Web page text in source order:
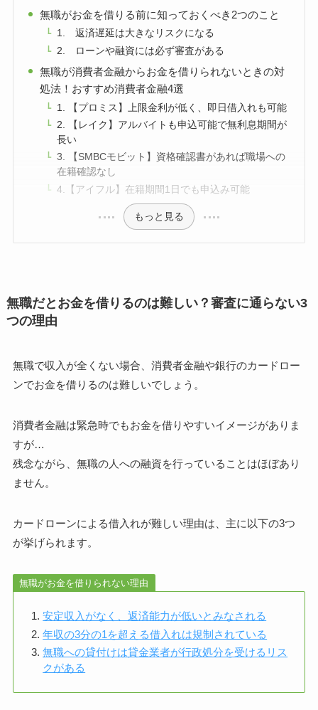
無職がお金を借りる前に知っておくべき2つのこと
1. 返済遅延は大きなリスクになる
2. ローンや融資には必ず審査がある
無職が消費者金融からお金を借りられないときの対
処法！おすすめ消費者金融4選
1. 【プロミス】上限金利が低く、即日借入れも可能
2. 【レイク】アルバイトも申込可能で無利息期間が
長い
3. 【SMBCモビット】資格確認書があれば職場への
在籍確認なし
4.【アイフル】在籍期間1日でも申込み可能
もっと見る
無職だとお金を借りるのは難しい？審査に通らない3
つの理由
無職で収入が全くない場合、消費者金融や銀行のカードロー
ンでお金を借りるのは難しいでしょう。
消費者金融は緊急時でもお金を借りやすいイメージがありま
すが…
残念ながら、無職の人への融資を行っていることはほぼあり
ません。
カードローンによる借入れが難しい理由は、主に以下の3つ
が挙げられます。
無職がお金を借りられない理由
安定収入がなく、返済能力が低いとみなされる
年収の3分の1を超える借入れは規制されている
無職への貸付けは貸金業者が行政処分を受けるリス
クがある